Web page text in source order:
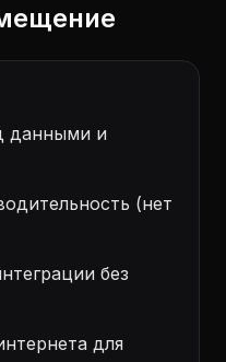
данными и
(нет
без
для